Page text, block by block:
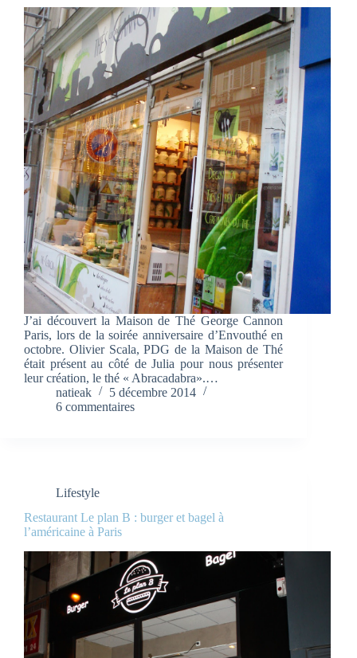
J’ai découvert la Maison de Thé George Cannon
Paris, lors de la soirée anniversaire d’Envouthé en
octobre. Olivier Scala, PDG de la Maison de Thé
était présent au côté de Julia pour nous présenter
leur création, le thé « Abracadabra».…
natieak
5 décembre 2014
6 commentaires
Lifestyle
Restaurant Le plan B : burger et bagel à
l’américaine à Paris